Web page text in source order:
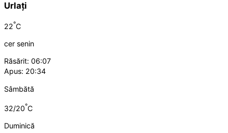
Urlați
22°C
cer senin
Răsărit: 06:07
Apus: 20:34
Sâmbătă
32/20°C
Duminică